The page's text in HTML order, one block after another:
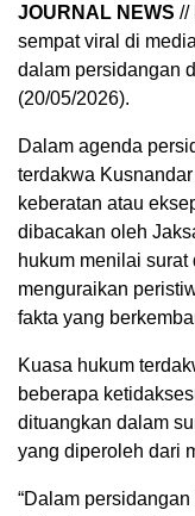
JOURNAL NEWS //
sempat viral di
dalam persidangan
(20/05/2026).
Dalam agenda
terdakwa
keberatan atau
dibacakan oleh
hukum menilai
menguraikan
fakta yang
Kuasa hukum
beberapa
dituangkan dalam
yang diperoleh dari
“Dalam